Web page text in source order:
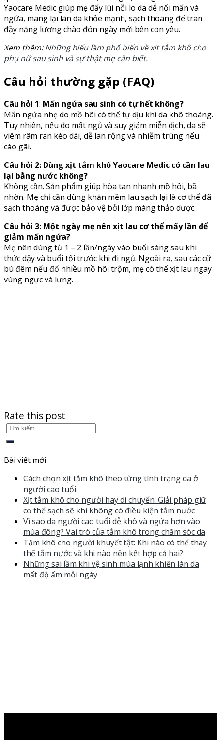
Yaocare Medic giúp mẹ đẩy lùi nỗi lo da dễ nổi mẩn và
ngứa, mang lại làn da khỏe mạnh, sạch thoáng để tràn
đầy năng lượng chào đón ngày mới bên con yêu.
Xem thêm:Những hiểu lầm phổ biến về xịt tắm khô cho
phụ nữ sau sinh và sự thật mẹ cần biết.
Câu hỏi thường gặp (FAQ)
Câu hỏi 1: Mẩn ngứa sau sinh có tự hết không?
Mẩn ngứa nhẹ do mồ hôi có thể tự dịu khi da khô thoáng.
Tuy nhiên, nếu do mất ngủ và suy giảm miễn dịch, da sẽ
viêm râm ran kéo dài, dễ lan rộng và nhiễm trùng nếu
cào gãi.
Câu hỏi 2: Dùng xịt tắm khô Yaocare Medic có cần lau
lại bằng nước không?
Không cần. Sản phẩm giúp hòa tan nhanh mồ hôi, bã
nhờn. Mẹ chỉ cần dùng khăn mềm lau sạch lại là cơ thể đã
sạch thoáng và được bảo vệ bởi lớp màng thảo dược.
Câu hỏi 3: Một ngày mẹ nên xịt lau cơ thể mấy lần để
giảm mẩn ngứa?
Mẹ nên dùng từ 1 – 2 lần/ngày vào buổi sáng sau khi
thức dậy và buổi tối trước khi đi ngủ. Ngoài ra, sau các cữ
bú đêm nếu đổ nhiều mồ hôi trộm, mẹ có thể xịt lau ngay
vùng ngực và lưng.
Rate this post
Bài viết mới
Cách chọn xịt tắm khô theo từng tình trạng da ở
người cao tuổi
Xịt tắm khô cho người hay di chuyển: Giải pháp giữ
cơ thể sạch sẽ khi không có điều kiện tắm nước
Vì sao da người cao tuổi dễ khô và ngứa hơn vào
mùa đông? Vai trò của tắm khô trong chăm sóc da
Tắm khô cho người khuyết tật: Khi nào có thể thay
thế tắm nước và khi nào nên kết hợp cả hai?
Những sai lầm khi vệ sinh mùa lạnh khiến làn da
mất độ ẩm mỗi ngày